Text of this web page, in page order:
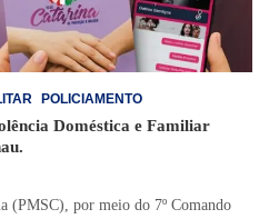
POLICIAMENTO
Doméstica e Familiar
(PMSC), por meio do 7º Comando